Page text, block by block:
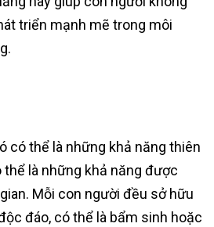
triển mạnh mẽ trong môi
có thể là những khả năng thiên
thể là những khả năng được
Mỗi con người đều sở hữu
đáo, có thể là bẩm sinh hoặc